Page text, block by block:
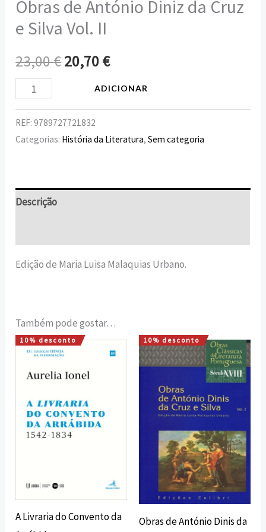
Obras de António Diniz da Cruz
e Silva Vol. II
23,00€20,70€
ADICIONAR
REF:9789727721832
Categorias: História da Literatura,Sem categoria
Descrição
Edição de Maria Luisa Malaquias Urbano.
Também pode gostar…
10% desconto
A Livraria do Convento da
O
preço
era:
O
é:
10% desconto
Obras de António Dinis da
O
preço
original
23,00 €.
O
preço
atual